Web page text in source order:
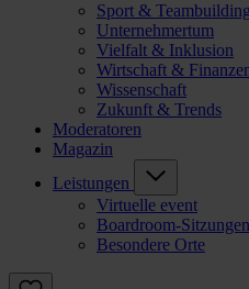
Sport & Teambuilding
Unternehmertum
Vielfalt & Inklusion
Wirtschaft &
Wissenschaft
Zukunft & Trends
Moderatoren
Magazin
Leistungen
Virtuelle event
Boardroom-Sitzungen
Besondere Orte